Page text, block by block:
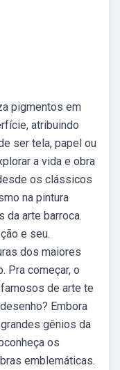
pigmentos em
atribuindo
ser tela, papel ou
a vida e obra
os clássicos
na pintura
da arte barroca.
e seu.
dos maiores
Pra começar, o
de arte te
Embora
gênios da
os
emblemáticas.